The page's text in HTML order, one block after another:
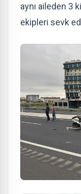
aynı aileden 3
ekipleri sevk